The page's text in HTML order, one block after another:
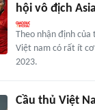
hội vô địch
Theo nhận định
Việt nam có rất ít cơ
2023.
Cầu thủ Việt